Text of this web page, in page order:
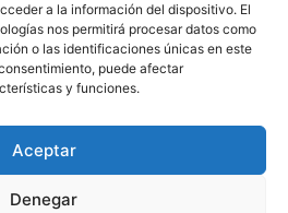
a la información del dispositivo. El
nos permitirá procesar datos como
o las identificaciones únicas en este
puede afectar
y funciones.
Aceptar
Denegar
| Política de Cookies|Aviso
|Codi ètic|Tarifes de Publicitat